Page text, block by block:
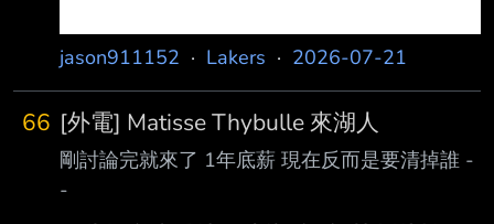
jason911152 · Lakers · 2026-07-21
66 [外電] Matisse Thybulle 來湖人
剛討論完就來了 1年底薪 現在反而是要清掉誰 -
-